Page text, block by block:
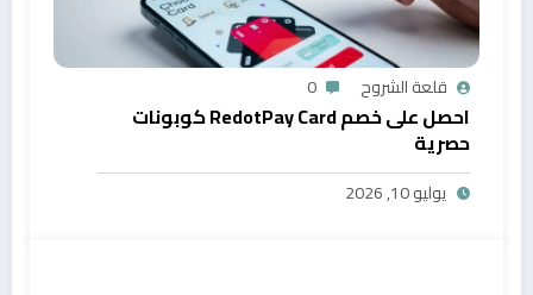
قلعة الشروح 0
احصل على خصم RedotPay Card كوبونات
حصرية
يوليو 10, 2026